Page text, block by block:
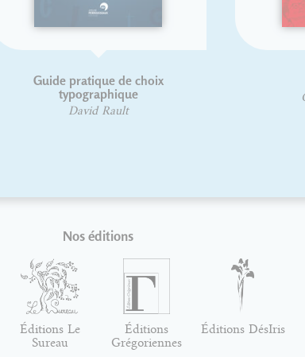
Nos éditions
Éditions Le
Sureau
Éditions
Grégoriennes
Éditions DésIris